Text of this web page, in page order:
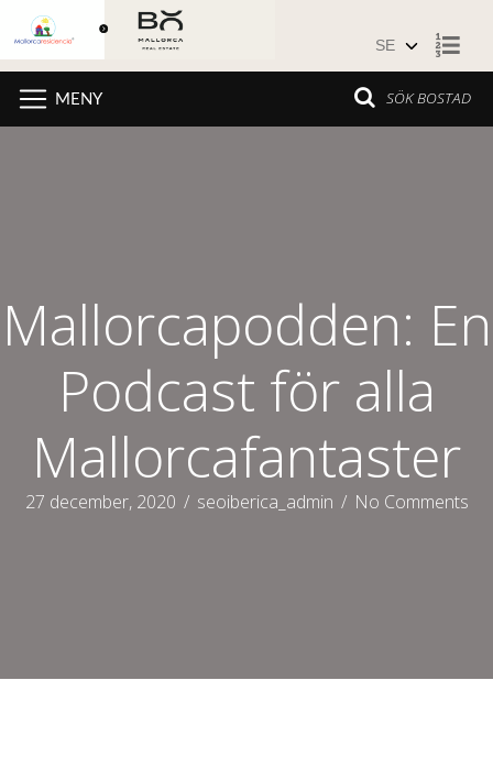
SÖK BOSTAD
MENY
Mallorcapodden: En
Podcast för alla
Mallorcafantaster
27 december, 2020 / seoiberica_admin / No Comments